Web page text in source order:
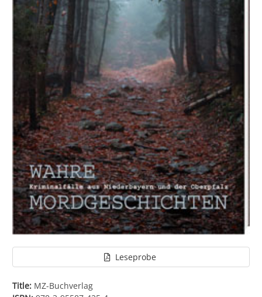
Leseprobe
Title: MZ-Buchverlag